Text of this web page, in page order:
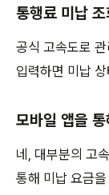
통행료 미납
공식 고속도로
입력하면 미납
모바일 앱을
네, 대부분의 고
통해 미납 요금